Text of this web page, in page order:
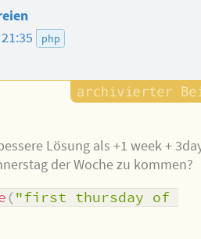
php
Lösung als +1 week +
der Woche zu kommen?
(
"first thursday of